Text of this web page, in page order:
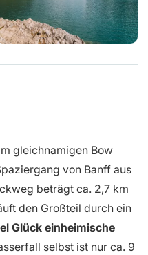
gleichnamigen Bow
von Banff aus
beträgt ca. 2,7 km
den Großteil durch ein
Glück einheimische
selbst ist nur ca. 9